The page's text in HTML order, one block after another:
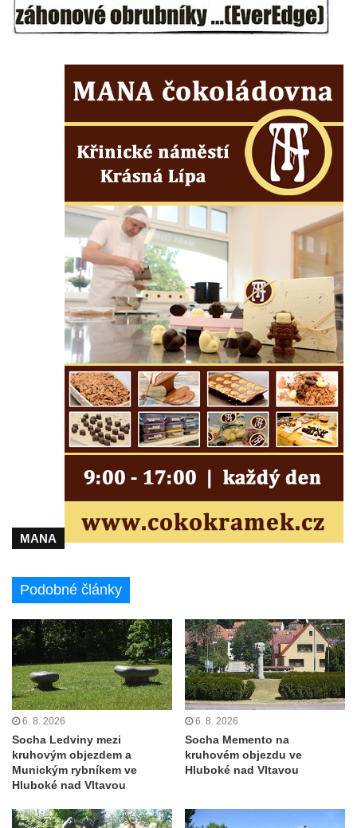
Budějovicích
Socha svatého Vincence Ferrerského na
Socha svatého Zachariáše na nádvoří
Socha svatého Josefa na nádvoří kláštera
dominikánů v Českých Budějovicích
Socha svaté Anny na nádvoří kláštera
dominikánů v Českých Budějovicích
Socha svatého Dominika na nádvoří
kláštera dominikánů v Českých
Budějovicích
Sousoší Kalvárie před klášterem
dominikánů u Piaristického náměstí v
Českých Budějovicích
Socha svatého Václava u pramene v
Semilech
Pamětní deska Tomáše Garrigue Masaryka
na radnici v Českých Budějovicích
Pamětní deska na biskupské rezidenci v
Pamětní deska Josefa Hloucha na
biskupské rezidenci v Českých
Socha žáby u rybníčku na Náměstí v
Pamětní kámen družebních obcí Kamenný
Újezd a Krauchthal v parku na Náměstí v
Kamenném Újezdě
Socha na náměstí J. V. Kamarýta ve
Velešíně
Pomník J. V. Kamarýta v Krumlovské ulici ve
Velešíně
Pamětní deska arcibiskupa Micara ve
vstupu do poutního místa Římov
MANA
Podobné články
6. 8. 2026
Socha Ledviny mezi
kruhovým objezdem a
Munickým rybníkem ve
Hluboké nad Vltavou
6. 8. 2026
Socha Memento na
kruhovém objezdu ve
Hluboké nad Vltavou